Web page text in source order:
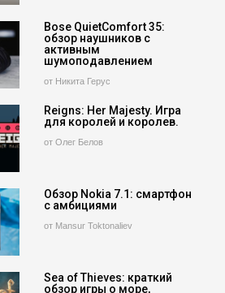
Bose QuietComfort 35:
обзор наушников с
активным
шумоподавлением
от Никита Герус
Reigns: Her Majesty. Игра
для королей и королев.
от Олег Белов
Обзор Nokia 7.1: смартфон
с амбициями
от Mansur Toktonaliev
Sea of Thieves: краткий
обзор игры о море,